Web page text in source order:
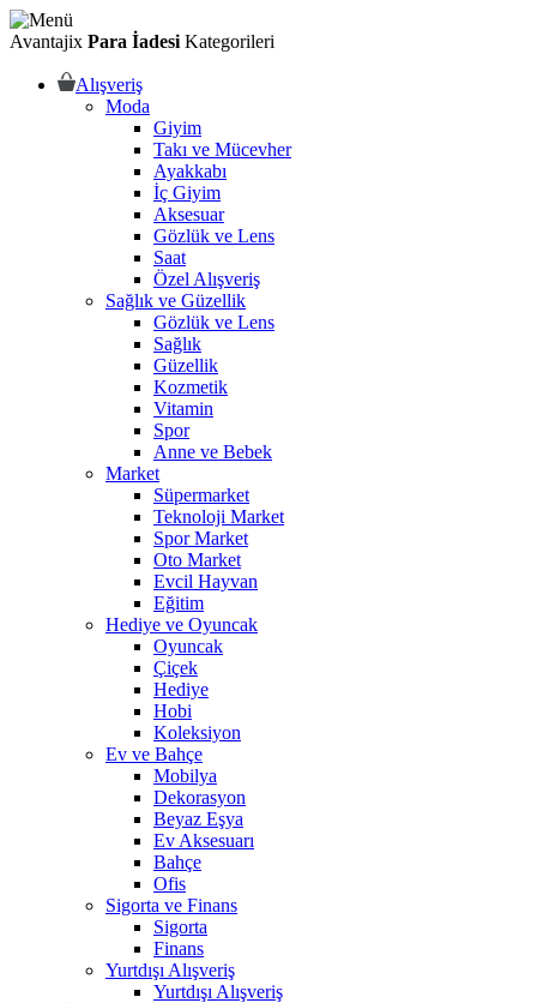
Avantajix Para İadesi Kategorileri
Alışveriş
Moda
Giyim
Takı ve Mücevher
Ayakkabı
İç Giyim
Aksesuar
Gözlük ve Lens
Saat
Özel Alışveriş
Sağlık ve Güzellik
Gözlük ve Lens
Sağlık
Güzellik
Kozmetik
Vitamin
Spor
Anne ve Bebek
Market
Süpermarket
Teknoloji Market
Spor Market
Oto Market
Evcil Hayvan
Eğitim
Hediye ve Oyuncak
Oyuncak
Çiçek
Hediye
Hobi
Koleksiyon
Ev ve Bahçe
Mobilya
Dekorasyon
Beyaz Eşya
Ev Aksesuarı
Bahçe
Ofis
Sigorta ve Finans
Sigorta
Finans
Yurtdışı Alışveriş
Yurtdışı Alışveriş